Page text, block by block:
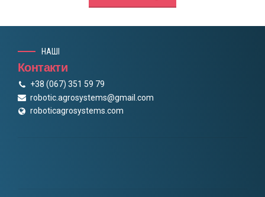
НАШІ
Контакти
+38 (067) 351 59 79
robotic.agrosystems@gmail.com
roboticagrosystems.com